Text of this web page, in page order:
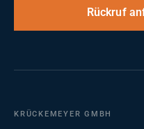
Rückruf
KRÜCKEMEYER GMBH